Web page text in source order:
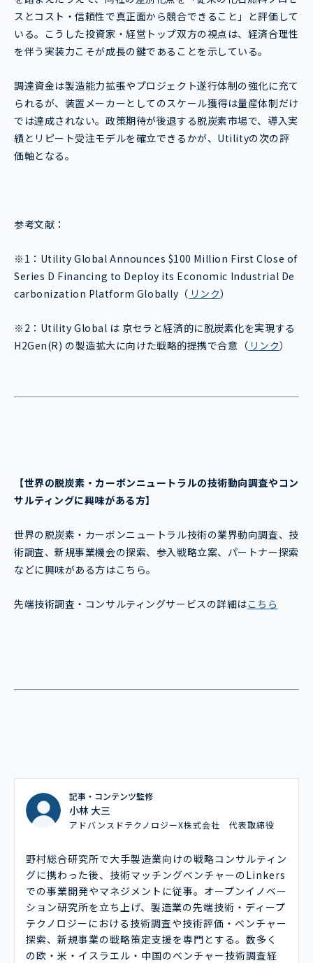
スとコスト・信頼性で真正面から競合できること」と評価して
いる。こうした投資家・経営トップ双方の視点は、経済合理性
を伴う実装力こそが成長の鍵であることを示している。
調達資金は製造能力拡張やプロジェクト遂行体制の強化に充て
られるが、装置メーカーとしてのスケール獲得は量産体制だけ
では達成されない。政策期待が後退する脱炭素市場で、導入実
績とリピート受注モデルを確立できるかが、Utilityの次の評
価軸となる。
参考文献：
※1： Utility Global Announces $100 Million First Close of
Series D Financing to Deploy its Economic Industrial De
carbonization Platform Globally （ リンク）
※2： Utility Global は 京セラと経済的に脱炭素化を実現する
H2Gen(R) の製造拡大に向けた戦略的提携で合意 （ リンク）
【世界の脱炭素・カーボンニュートラルの技術動向調査やコン
サルティングに興味がある方】
世界の脱炭素・カーボンニュートラル技術の業界動向調査、技
術調査、新規事業機会の探索、参入戦略立案、パートナー探索
などに興味がある方はこちら。
先端技術調査・コンサルティングサービスの詳細はこちら
記事・コンテンツ監修
小林 大三
アドバンスドテクノロジーX株式会社 代表取締役
野村総合研究所で大手製造業向けの戦略コンサルティン
グに携わった後、技術マッチングベンチャーのLinkers
での事業開発やマネジメントに従事。オープンイノベー
ション研究所を立ち上げ、製造業の先端技術・ディープ
テクノロジーにおける技術調査や技術評価・ベンチャー
探索、新規事業の戦略策定支援を専門とする。数多く
の欧・米・イスラエル・中国のベンチャー技術調査経